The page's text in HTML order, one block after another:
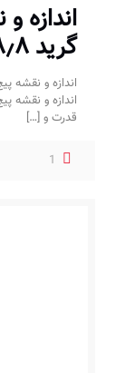
گرید ۸٫۸ نیم رزوه M16x300
قدرت و […]
1